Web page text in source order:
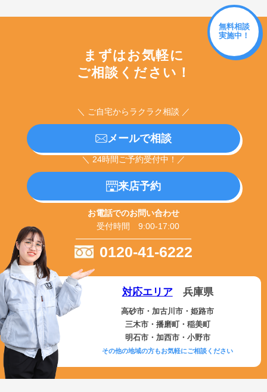
無料相談
実施中！
まずはお気軽に
ご相談ください！
＼ ご自宅からラクラク相談 ／
メールで相談
＼ 24時間ご予約受付中！／
来店予約
お電話でのお問い合わせ
受付時間 9:00-17:00
0120-41-6222
対応エリア兵庫県
高砂市・加古川市・姫路市
三木市・播磨町・稲美町
明石市・加西市・小野市
その他の地域の方もお気軽にご相談ください